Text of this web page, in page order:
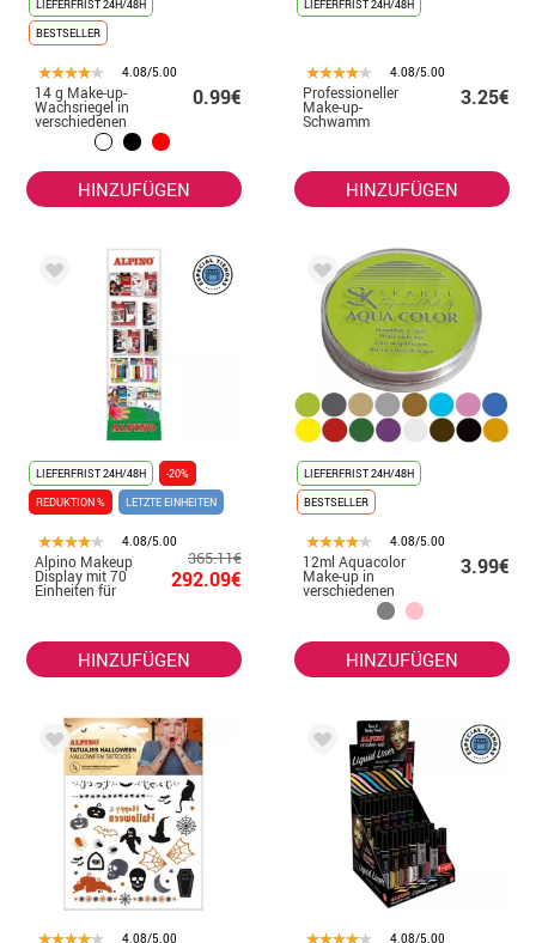
LIEFERFRIST 24H/48H
BESTSELLER
4.08/5.00
14 g Make-up-
Wachsriegel in
verschiedenen
0.99€
HINZUFÜGEN
LIEFERFRIST 24H/48H
4.08/5.00
Professioneller
Make-up-
Schwamm
3.25€
HINZUFÜGEN
LIEFERFRIST 24H/48H
-20%
REDUKTION %
LETZTE EINHEITEN
4.08/5.00
Alpino Makeup
Display mit 70
Einheiten für
365.11€
292.09€
HINZUFÜGEN
LIEFERFRIST 24H/48H
BESTSELLER
4.08/5.00
12ml Aquacolor
Make-up in
verschiedenen
3.99€
HINZUFÜGEN
4.08/5.00 4.08/5.00